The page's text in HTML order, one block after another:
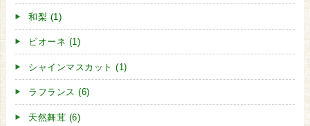
和梨 (1)
ピオーネ (1)
シャインマスカット (1)
ラフランス (6)
天然舞茸 (6)